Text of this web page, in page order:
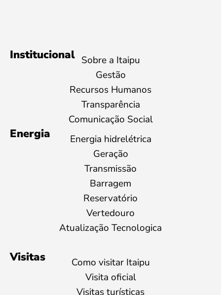
Institucional Sobre a Itaipu
Gestão
Recursos Humanos
Transparência
Comunicação Social
Energia
Energia hidrelétrica
Geração
Transmissão
Barragem
Reservatório
Vertedouro
Atualização Tecnologica
Visitas
Como visitar Itaipu
Visita oficial
Visitas turísticas